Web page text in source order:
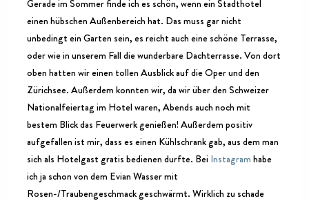
Gerade im Sommer finde ich es schön, wenn ein Stadthotel
einen hübschen Außenbereich hat. Das muss gar nicht
unbedingt ein Garten sein, es reicht auch eine schöne Terrasse,
oder wie in unserem Fall die wunderbare Dachterrasse. Von dort
oben hatten wir einen tollen Ausblick auf die Oper und den
Zürichsee. Außerdem konnten wir, da wir über den Schweizer
Nationalfeiertag im Hotel waren, Abends auch noch mit
bestem Blick das Feuerwerk genießen! Außerdem positiv
aufgefallen ist mir, dass es einen Kühlschrank gab, aus dem man
sich als Hotelgast gratis bedienen durfte. Bei Instagram habe
ich ja schon von dem Evian Wasser mit
Rosen-/Traubengeschmack geschwärmt. Wirklich zu schade